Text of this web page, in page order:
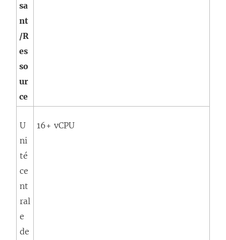
sa
nt
/R
es
so
ur
ce
U
ni
té
ce
nt
ral
e
de
16+ vCPU